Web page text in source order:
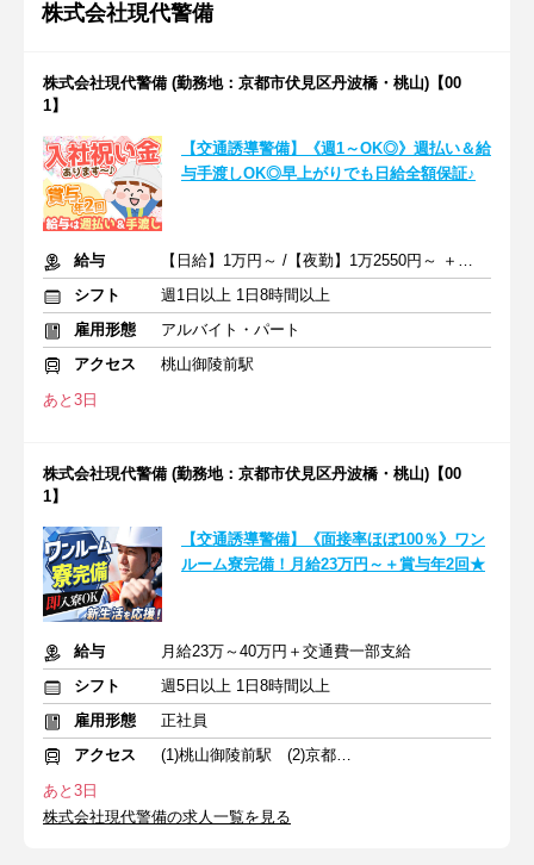
株式会社現代警備
株式会社現代警備 (勤務地：京都市伏見区丹波橋・桃山)【00
1】
【交通誘導警備】《週1～OK◎》週払い＆給
与手渡しOK◎早上がりでも日給全額保証♪
給与
【日給】1万円～ /【夜勤】1万2550円～ ＋交通費一部支給
シフト
週1日以上 1日8時間以上
雇用形態
アルバイト・パート
アクセス
桃山御陵前駅
あと3日
株式会社現代警備 (勤務地：京都市伏見区丹波橋・桃山)【00
1】
【交通誘導警備】《面接率ほぼ100％》ワン
ルーム寮完備！月給23万円～＋賞与年2回★
給与
月給23万～40万円＋交通費一部支給
シフト
週5日以上 1日8時間以上
雇用形態
正社員
アクセス
(1)桃山御陵前駅 (2)京都河原町駅 (3)嵐電天神川駅
あと3日
株式会社現代警備の求人一覧を見る